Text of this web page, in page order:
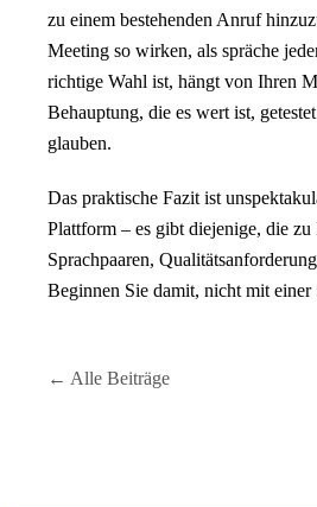
zu einem bestehenden Anruf
Meeting so wirken, als spräche
richtige Wahl ist, hängt von Ihren
Behauptung, die es wert ist,
glauben.
Das praktische Fazit ist
Plattform – es gibt diejenige, die
Sprachpaaren,
Beginnen Sie damit, nicht mit einer
← Alle Beiträge